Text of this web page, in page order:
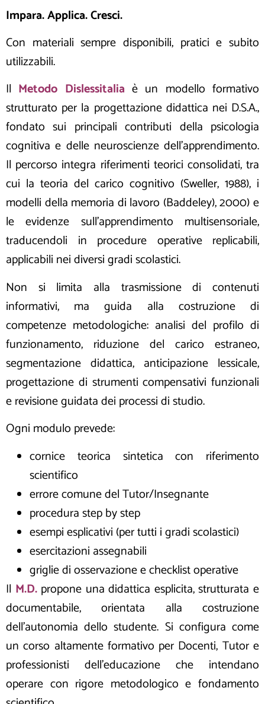
Impara. Applica. Cresci.
Con materiali sempre disponibili, pratici e subito
utilizzabili.
Il Metodo Dislessitalia è un modello formativo
strutturato per la progettazione didattica nei D.S.A.,
fondato sui principali contributi della psicologia
cognitiva e delle neuroscienze dell’apprendimento.
Il percorso integra riferimenti teorici consolidati, tra
cui la teoria del carico cognitivo (Sweller, 1988), i
modelli della memoria di lavoro (Baddeley), 2000) e
le evidenze sull’apprendimento multisensoriale,
traducendoli in procedure operative replicabili,
applicabili nei diversi gradi scolastici.
Non si limita alla trasmissione di contenuti
informativi, ma guida alla costruzione di
competenze metodologiche: analisi del profilo di
funzionamento, riduzione del carico estraneo,
segmentazione didattica, anticipazione lessicale,
progettazione di strumenti compensativi funzionali
e revisione guidata dei processi di studio.
Ogni modulo prevede:
cornice teorica sintetica con riferimento
scientifico
errore comune del Tutor/Insegnante
procedura step by step
esempi esplicativi (per tutti i gradi scolastici)
esercitazioni assegnabili
griglie di osservazione e checklist operative
Il M.D.propone una didattica esplicita, strutturata e
documentabile, orientata alla costruzione
dell’autonomia dello studente. Si configura come
un corso altamente formativo per Docenti, Tutor e
professionisti dell’educazione che intendano
operare con rigore metodologico e fondamento